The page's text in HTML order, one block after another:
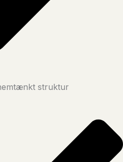
struktur